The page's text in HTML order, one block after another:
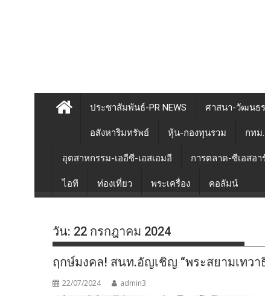
ประชาสัมพันธ์-PR NEWS ศาสนา-วัฒนธ
อสังหาริมทรัพย์ หุ้น-กองทุนรวม กทม.
อุตสาหกรรม-เออีซี-เอสเอมอี การตลาด-ซีเอสอา
ไอที ท่องเที่ยว พระเครื่อง คอลัมน์
วัน: 22 กรกฎาคม 2024
ฤกษ์มงคล! สนท.อัญเชิญ “พระสยามเทว
22/07/2024 admin3